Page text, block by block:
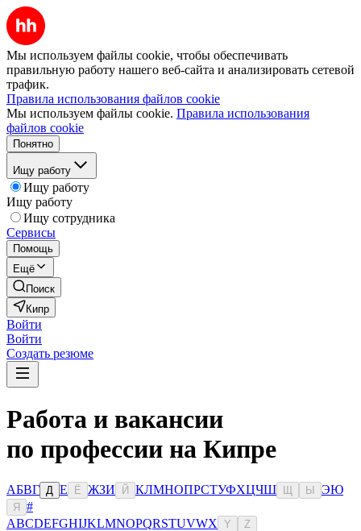
Мы используем файлы cookie, чтобы обеспечивать
правильную работу нашего веб-сайта и анализировать сетевой
трафик.
Правила использования файлов cookie
Мы используем файлы cookie. Правила использования
файлов cookie
Понятно
Ищу работу
Ищу работу
Ищу работу
Ищу сотрудника
Сервисы
Помощь
Ещё
Поиск
Кипр
Войти
Войти
Создать резюме
Работа и вакансии
по профессии на Кипре
АБВГ Д Е Ё ЖЗИ Й КЛМНОПРСТУФХЦЧШ Ы ЭЮ
Я
#
ABCDEFGHIJKLMNOPQRSTUVWX Y Z